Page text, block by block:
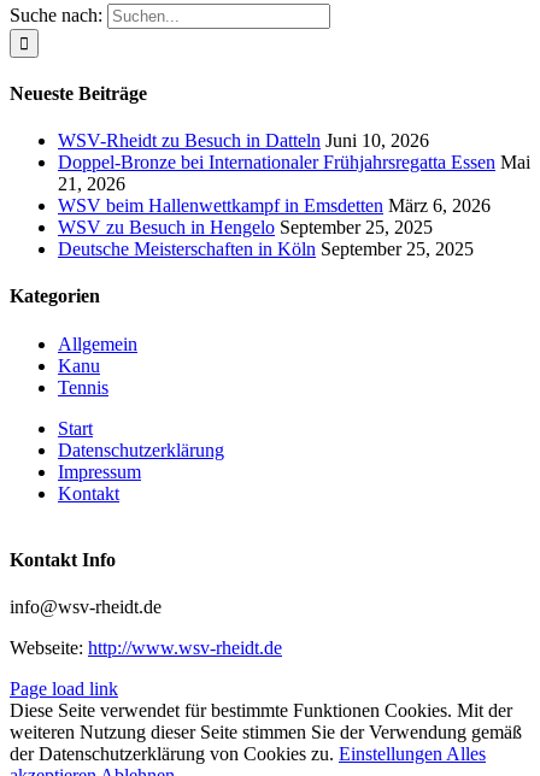
Suche nach:
Neueste Beiträge
WSV-Rheidt zu Besuch in Datteln Juni 10, 2026
Doppel-Bronze bei Internationaler Frühjahrsregatta Essen Mai
21, 2026
WSV beim Hallenwettkampf in Emsdetten März 6, 2026
WSV zu Besuch in Hengelo September 25, 2025
Deutsche Meisterschaften in Köln September 25, 2025
Kategorien
Allgemein
Kanu
Tennis
Start
Datenschutzerklärung
Impressum
Kontakt
Kontakt Info
info@wsv-rheidt.de
Webseite: http://www.wsv-rheidt.de
Page load link
Diese Seite verwendet für bestimmte Funktionen Cookies. Mit der
weiteren Nutzung dieser Seite stimmen Sie der Verwendung gemäß
der Datenschutzerklärung von Cookies zu. Einstellungen Alles